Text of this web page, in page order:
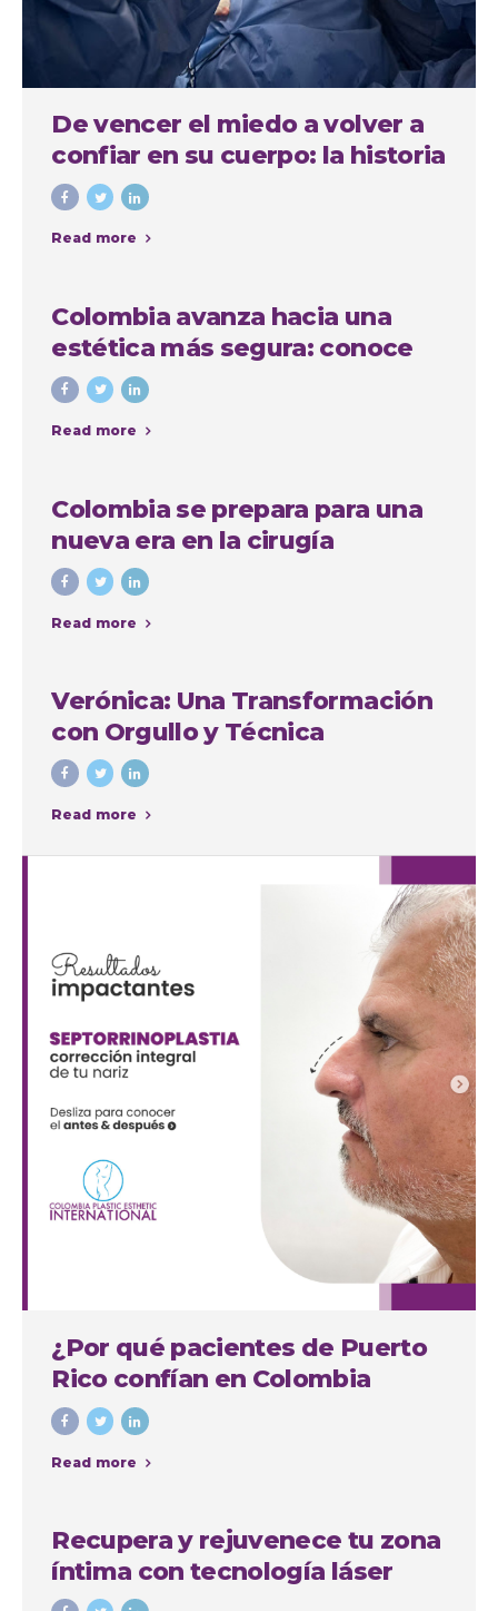
De vencer el miedo a volver a
confiar en su cuerpo: la historia
de Anna, paciente
internacional en Medellín
Read more
Colombia avanza hacia una
estética más segura: conoce
quiénes podrán realizar
procedimientos estéticos
Read more
Colombia se prepara para una
nueva era en la cirugía
estética: avanza proyecto de
ley que regula las
intervenciones con fines
Read more
Verónica: Una Transformación
con Orgullo y Técnica
Read more
¿Por qué pacientes de Puerto
Rico confían en Colombia
Plastic para su septorinoplastia
en Medellín?
Read more
Recupera y rejuvenece tu zona
íntima con tecnología láser